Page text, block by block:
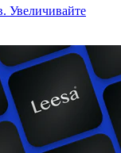
Увеличивайте